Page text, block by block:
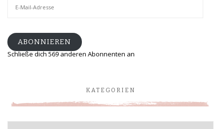
ABONNIEREN
Schließe dich 569 anderen Abonnenten an
KATEGORIEN
Kategorien